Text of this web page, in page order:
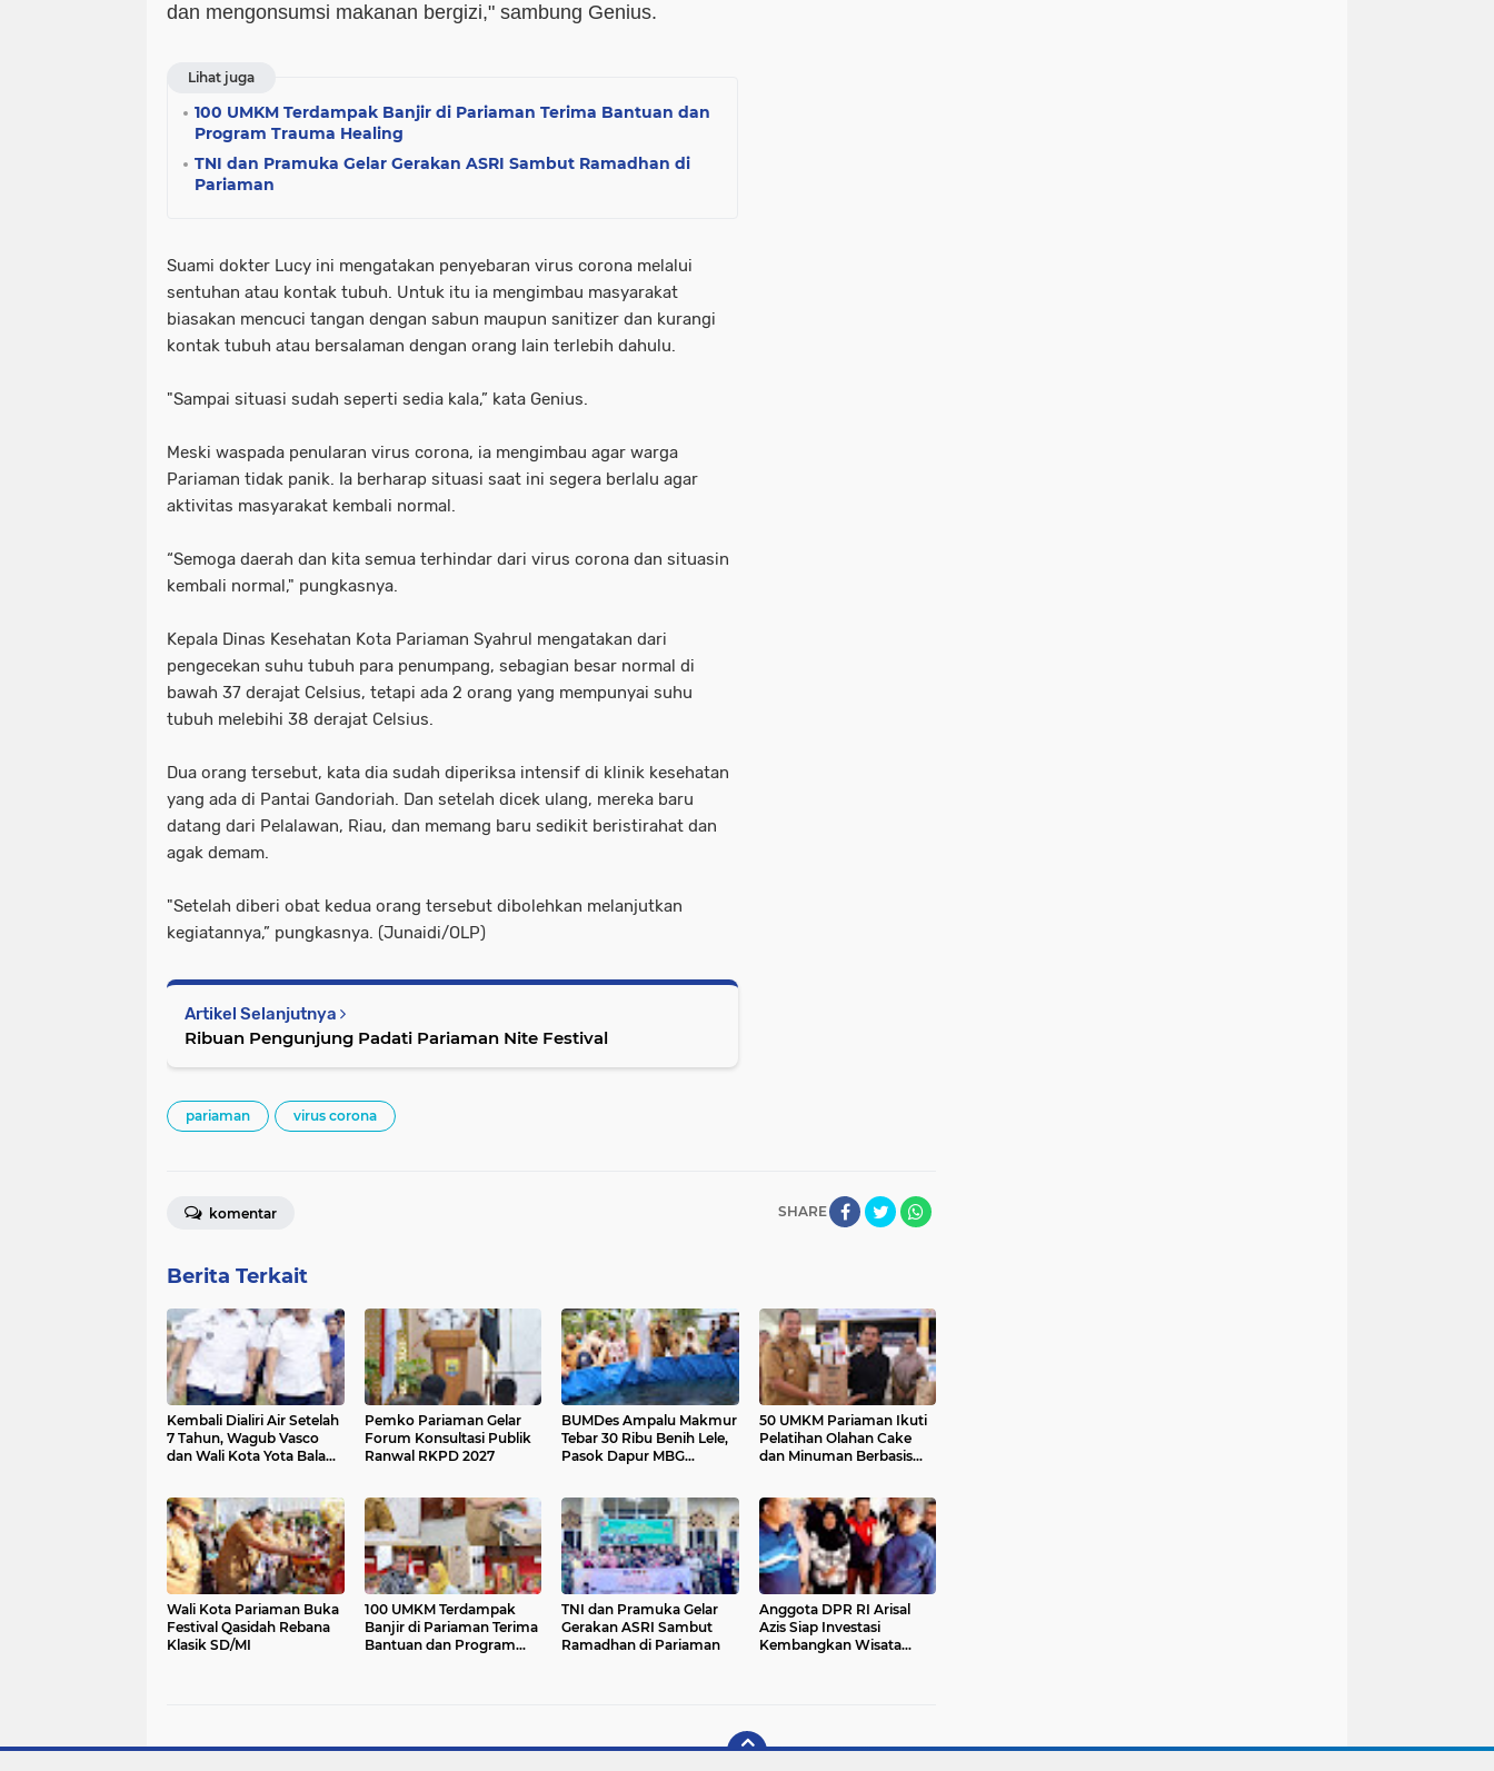
dan mengonsumsi makanan bergizi," sambung Genius.
Lihat juga
100 UMKM Terdampak Banjir di Pariaman Terima Bantuan dan
Program Trauma Healing
TNI dan Pramuka Gelar Gerakan ASRI Sambut Ramadhan di
Pariaman
Suami dokter Lucy ini mengatakan penyebaran virus corona melalui
sentuhan atau kontak tubuh. Untuk itu ia mengimbau masyarakat
biasakan mencuci tangan dengan sabun maupun sanitizer dan kurangi
kontak tubuh atau bersalaman dengan orang lain terlebih dahulu.
"Sampai situasi sudah seperti sedia kala,” kata Genius.
Meski waspada penularan virus corona, ia mengimbau agar warga
Pariaman tidak panik. Ia berharap situasi saat ini segera berlalu agar
aktivitas masyarakat kembali normal.
“Semoga daerah dan kita semua terhindar dari virus corona dan situasin
kembali normal," pungkasnya.
Kepala Dinas Kesehatan Kota Pariaman Syahrul mengatakan dari
pengecekan suhu tubuh para penumpang, sebagian besar normal di
bawah 37 derajat Celsius, tetapi ada 2 orang yang mempunyai suhu
tubuh melebihi 38 derajat Celsius.
Dua orang tersebut, kata dia sudah diperiksa intensif di klinik kesehatan
yang ada di Pantai Gandoriah. Dan setelah dicek ulang, mereka baru
datang dari Pelalawan, Riau, dan memang baru sedikit beristirahat dan
agak demam.
"Setelah diberi obat kedua orang tersebut dibolehkan melanjutkan
kegiatannya,” pungkasnya. (Junaidi/OLP)
Artikel Selanjutnya
Ribuan Pengunjung Padati Pariaman Nite Festival
pariaman virus corona
SHARE
komentar
Berita Terkait
Kembali Dialiri Air Setelah
7 Tahun, Wagub Vasco
dan Wali Kota Yota Balad
Pemko Pariaman Gelar
Forum Konsultasi Publik
Ranwal RKPD 2027
BUMDes Ampalu Makmur
Tebar 30 Ribu Benih Lele,
Pasok Dapur MBG
50 UMKM Pariaman Ikuti
Pelatihan Olahan Cake
dan Minuman Berbasis
Wali Kota Pariaman Buka
Festival Qasidah Rebana
Klasik SD/MI
100 UMKM Terdampak
Banjir di Pariaman Terima
Bantuan dan Program
TNI dan Pramuka Gelar
Gerakan ASRI Sambut
Ramadhan di Pariaman
Anggota DPR RI Arisal
Azis Siap Investasi
Kembangkan Wisata